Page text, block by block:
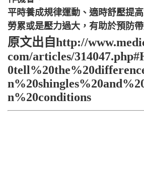
平時養成規律運動、適時舒壓提
勞累或是壓力過大，有助於預防
原文出自http://
com/articles/
n%20conditions